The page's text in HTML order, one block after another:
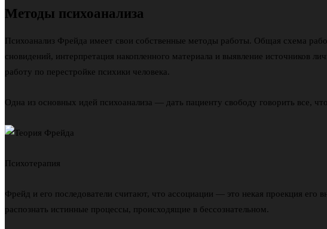
Методы психоанализа
Психоанализ Фрейда имеет свои собственные методы работы. Общая схема
сновидений, интерпретация накопленного материала и выявление источников
работу по перестройке психики человека.
Одна из основных идей психоанализа — дать пациенту свободу говорить все,
Психотерапия
Фрейд и его последователи считают, что ассоциации — это некая проекция
распознать истинные процессы, происходящие в бессознательном.